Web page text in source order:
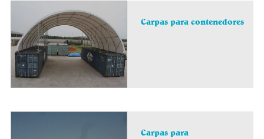
Carpas para contenedores
Carpas para